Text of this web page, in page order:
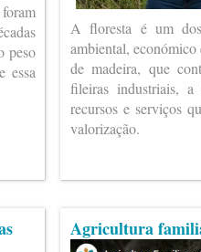
peso
essa
A floresta é um
ambiental,
de madeira, que
fileiras industriais, a
recursos e serviços
valorização.
Agricultura